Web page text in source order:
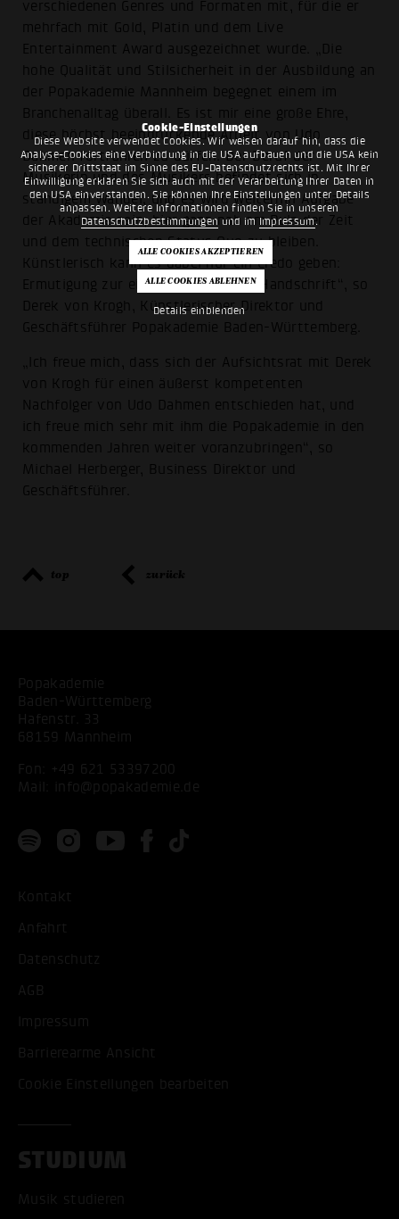
Cookie-Einstellungen
Diese Website verwendet Cookies. Wir weisen darauf hin, dass die
Analyse-Cookies eine Verbindung in die USA aufbauen und die USA kein
sicherer Drittstaat im Sinne des EU-Datenschutzrechts ist. Mit Ihrer
Einwilligung erklären Sie sich auch mit der Verarbeitung Ihrer Daten in
den USA einverstanden. Sie können Ihre Einstellungen unter Details
anpassen. Weitere Informationen finden Sie in unseren
Datenschutzbestimmungen und imImpressum.
Details einblenden
verschiedenen Genres und Formaten mit, für die er
mehrfach mit Gold, Platin und dem Live
Entertainment Award ausgezeichnet wurde. „Die
hohe Qualität und Stilsicherheit in der Ausbildung an
der Popakademie Mannheim begegnet einem im
Branchenalltag überall. Es ist mir eine große Ehre,
diese höchst beeindruckende Arbeit von Udo
Dahmen fortführen zu dürfen. Der Beruf der
Musikerin und des Musikers befindet sich in
ständigem Wandel, und es wird weiterhin Aufgabe
der Akademie sein, hier ganz nah am Puls der Zeit
und dem technischen Status Quo zu bleiben.
Künstlerisch kann es dabei nur ein Credo geben:
Ermutigung zur eigenen, auffälligen Handschrift“, so
Derek von Krogh, Künstlerischer Direktor und
Geschäftsführer Popakademie Baden-Württemberg.
„Ich freue mich, dass sich der Aufsichtsrat mit Derek
von Krogh für einen äußerst kompetenten
Nachfolger von Udo Dahmen entschieden hat, und
ich freue mich sehr mit ihm die Popakademie in den
kommenden Jahren weiter voranzubringen“, so
Michael Herberger, Business Direktor und
Geschäftsführer.
top zurück
Popakademie
Baden-Württemberg
Hafenstr. 33
68159 Mannheim
Fon:
+49 621 53397200
Mail:
info@popakademie.de
Kontakt
Anfahrt
Datenschutz
AGB
Impressum
Barrierearme Ansicht
Cookie Einstellungen bearbeiten
STUDIUM
Musik studieren